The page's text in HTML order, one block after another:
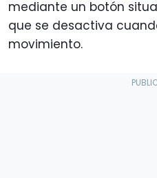
mediante un botón
que se desactiva
movimiento.